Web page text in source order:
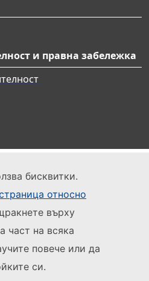
бисквитки.
относно
върху
част на всяка
повече или да
си.
и правна забележка